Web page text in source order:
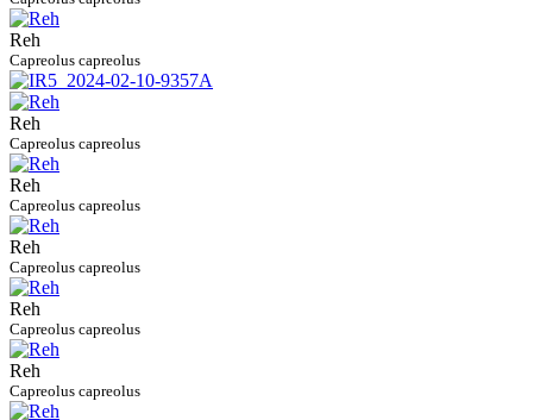
Reh
Capreolus capreolus
Reh
Capreolus capreolus
Reh
Capreolus capreolus
Reh
Capreolus capreolus
Reh
Capreolus capreolus
Reh
Capreolus capreolus